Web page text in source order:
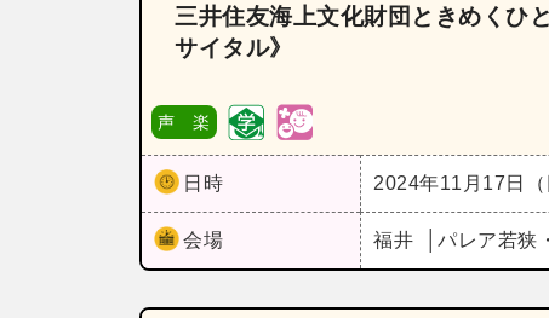
三井住友海上文化財団ときめくひ
サイタル》
声 楽
日時 2024年11月17日（
会場 福井 パレア若狭